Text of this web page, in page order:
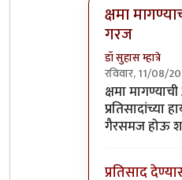
क्षमा
गरज
डॉ सुहास म्हात्रे
रविवार, 11/08/
In reply to
क्षमा
प्रतिसादांच्या
गैरसमज होऊ
प्रतिसाद